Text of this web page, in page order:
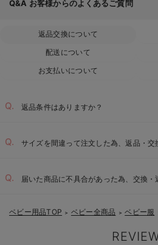
Q&A お客様からのよくあるご質問
返品交換について
配送について
お支払いについて
返品条件はありますか？
サイズを間違って注文した為、返品・交
届いた商品に不具合があった為、交換・
ベビー用品TOP ＞ ベビー全商品 ＞ ベビー服